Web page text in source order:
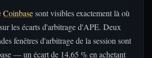
Coinbasesont visibles exactement là où
les écarts d'arbitrage d'APE. Deux
fenêtres d'arbitrage de la session sont
— un écart de 14,65 % en achetant